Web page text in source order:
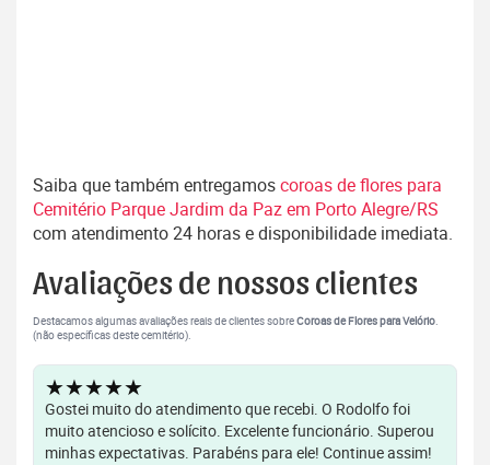
Saiba que também entregamoscoroas de flores para
Cemitério Parque Jardim da Paz em Porto Alegre/RS
com atendimento 24 horas e disponibilidade imediata.
Avaliações de nossos clientes
Destacamos algumas avaliações reais de clientes sobreCoroas de Flores para Velório.
(não específicas deste cemitério).
★★★★★
Gostei muito do atendimento que recebi. O Rodolfo foi
muito atencioso e solícito. Excelente funcionário. Superou
minhas expectativas. Parabéns para ele! Continue assim!